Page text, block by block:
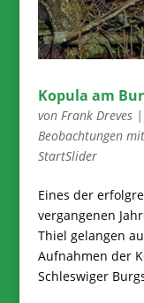
Kopula am
von Frank Dreves|
Beobachtungen
StartSlider
Eines der
vergangenen
Thiel gelangen
Aufnahmen der
Schleswiger